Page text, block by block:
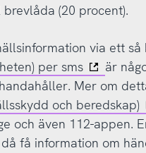
(20 procent).
via ett så
per sms
är
Mer om
och beredskap)
och även 112-appen.
få information om